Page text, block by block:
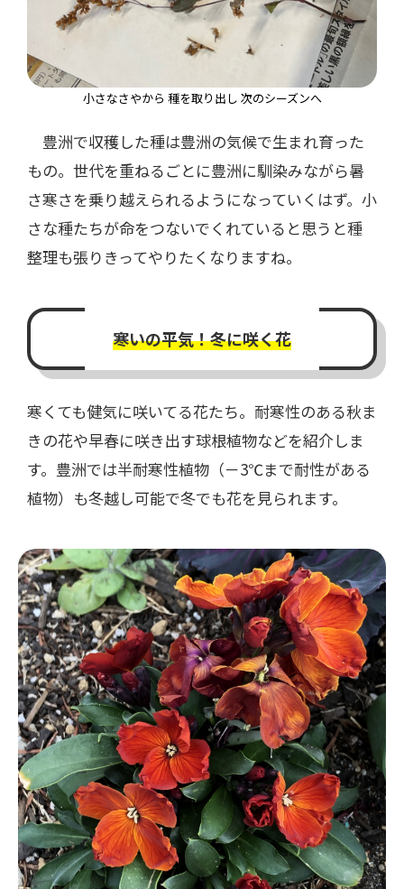
小さなさやから 種を取り出し 次のシーズンへ
豊洲で収穫した種は豊洲の気候で生まれ育った
もの。世代を重ねるごとに豊洲に馴染みながら暑
さ寒さを乗り越えられるようになっていくはず。小
さな種たちが命をつないでくれていると思うと種
整理も張りきってやりたくなりますね。
寒いの平気！冬に咲く花
寒くても健気に咲いてる花たち。耐寒性のある秋ま
きの花や早春に咲き出す球根植物などを紹介しま
す。豊洲では半耐寒性植物（－3℃まで耐性がある
植物）も冬越し可能で冬でも花を見られます。